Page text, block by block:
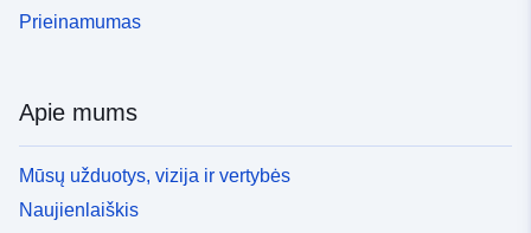
Prieinamumas
Apie mums
Mūsų užduotys, vizija ir vertybės
Naujienlaiškis